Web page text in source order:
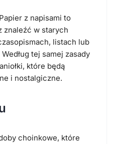
z napisami to
znaleźć w starych
listach lub
tej samej zasady
które będą
i nostalgiczne.
choinkowe, które